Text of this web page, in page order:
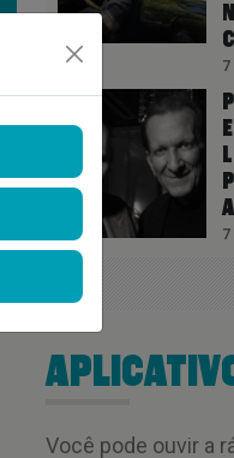
Você pode ouvir a